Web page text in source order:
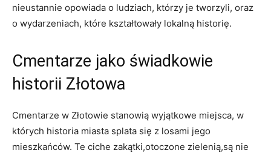
nieustannie opowiada​ o ludziach, którzy je tworzyli, oraz
o wydarzeniach, które kształtowały lokalną historię.
Cmentarze jako świadkowie
historii Złotowa
Cmentarze w Złotowie stanowią wyjątkowe miejsca, w
których‌ historia miasta splata się z losami jego
mieszkańców. Te ciche zakątki,otoczone zielenią,są nie